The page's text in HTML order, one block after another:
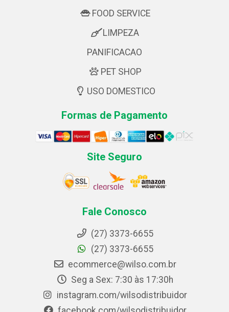
FOOD SERVICE
LIMPEZA
PANIFICACAO
PET SHOP
USO DOMESTICO
Formas de Pagamento
Site Seguro
Fale Conosco
(27) 3373-6655
(27) 3373-6655
ecommerce@wilso.com.br
Seg a Sex: 7:30 às 17:30h
instagram.com/wilsodistribuidor